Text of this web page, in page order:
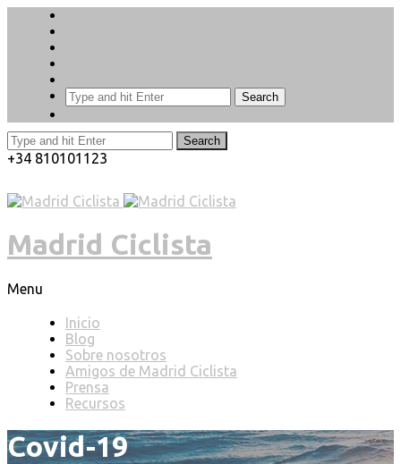
Search
Search
+34 810101123
Madrid Ciclista
Menu
Inicio
Blog
Sobre nosotros
Amigos de Madrid Ciclista
Prensa
Recursos
Covid-19